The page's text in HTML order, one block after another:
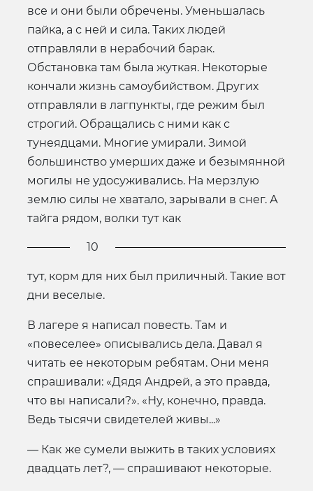
все и они были обречены. Уменьшалась
пайка, а с ней и сила. Таких людей
отправляли в нерабочий барак.
Обстановка там была жуткая. Некоторые
кончали жизнь самоубийством. Других
отправляли в лагпункты, где режим был
строгий. Обращались с ними как с
тунеядцами. Многие умирали. Зимой
большинство умерших даже и безымянной
могилы не удосуживались. На мерзлую
землю силы не хватало, зарывали в снег. А
тайга рядом, волки тут как
10
тут, корм для них был приличный. Такие вот
дни веселые.
В лагере я написал повесть. Там и
«повеселее» описывались дела. Давал я
читать ее некоторым ребятам. Они меня
спрашивали: «Дядя Андрей, а это правда,
что вы написали?». «Ну, конечно, правда.
Ведь тысячи свидетелей живы...»
— Как же сумели выжить в таких условиях
двадцать лет?, — спрашивают некоторые.